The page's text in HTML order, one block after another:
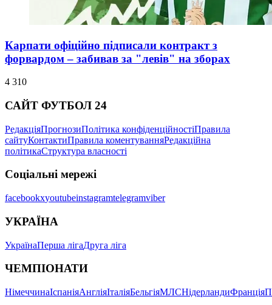
Карпати офіційно підписали контракт з
форвардом – забивав за "левів" на зборах
4 310
САЙТ ФУТБОЛ 24
РедакціяПрогнозиПолітика конфіденційностіПравила
сайтуКонтактиПравила коментуванняРедакційна
політикаСтруктура власності
Соціальні мережі
facebookxyoutubeinstagramtelegramviber
УКРАЇНА
УкраїнаПерша лігаДруга ліга
ЧЕМПІОНАТИ
НімеччинаІспаніяАнгліяІталіяБельгіяМЛСНідерландиФранція